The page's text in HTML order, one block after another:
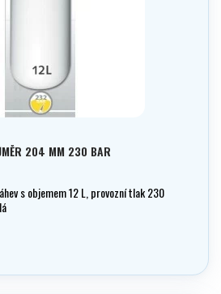
204 MM 230 BAR
s objemem 12 L, provozní tlak 230